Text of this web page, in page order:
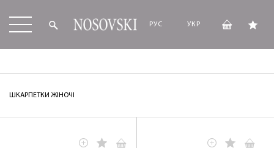
РУС УКР
ШКАРПЕТКИ ЖІНОЧІ